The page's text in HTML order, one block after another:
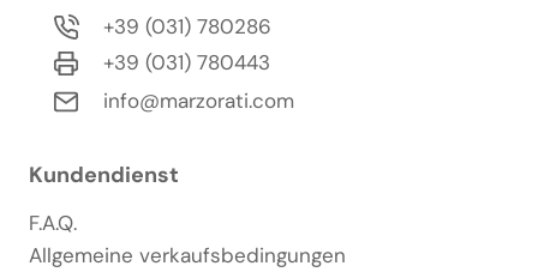
+39 (031) 780286
+39 (031) 780443
info@marzorati.com
Kundendienst
F.A.Q.
Allgemeine verkaufsbedingungen